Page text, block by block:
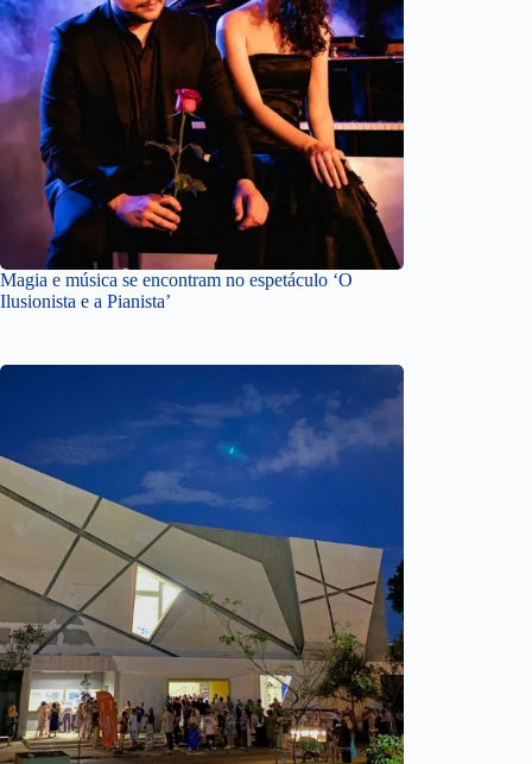
Magia e música se encontram no espetáculo ‘O
Ilusionista e a Pianista’